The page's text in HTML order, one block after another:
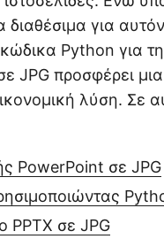
διαθέσιμα για
Python για τη
JPG προσφέρει
λύση. Σε
PowerPoint σε JPG
PPTX σε JPG